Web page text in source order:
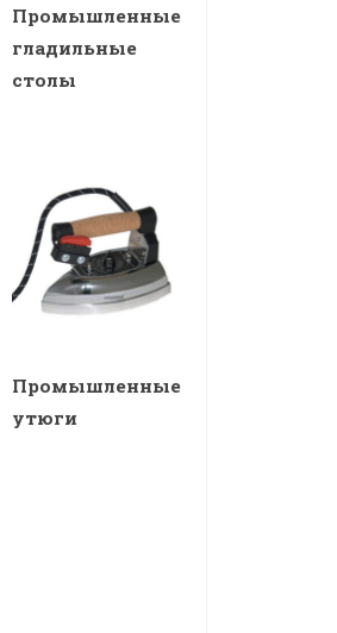
Промышленные
гладильные
столы
Промышленные
утюги